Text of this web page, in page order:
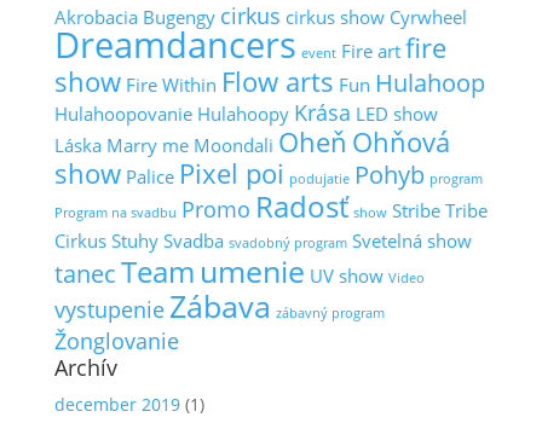
Akrobacia Bugengy cirkus cirkus show Cyrwheel
Dreamdancers event Fire art fire
show Fire Within Flow arts Fun Hulahoop
Hulahoopovanie Hulahoopy Krása LED show
Láska Marry me Moondali Oheň Ohňová
show Palice Pixel poi podujatie Pohyb program
Program na svadbu Promo Radosť show Stribe Tribe
Cirkus Stuhy Svadba svadobný program Svetelná show
tanecTeam umenie UV show Video
vystupenie Zábava zábavný program
Žonglovanie
Archív
december 2019(1)